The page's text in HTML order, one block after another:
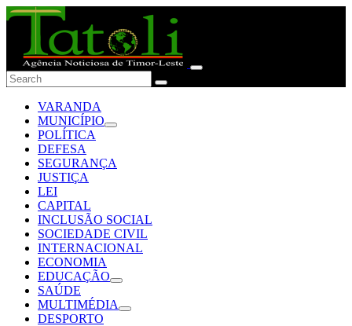
VARANDA
MUNICÍPIO
POLÍTICA
DEFESA
SEGURANÇA
JUSTIÇA
LEI
CAPITAL
INCLUSÃO SOCIAL
SOCIEDADE CIVIL
INTERNACIONAL
ECONOMIA
EDUCAÇÃO
SAÚDE
MULTIMÉDIA
DESPORTO